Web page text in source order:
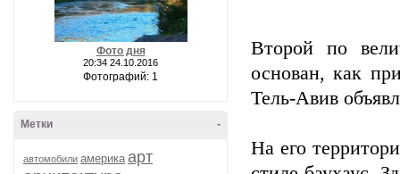
Фото дня
20:34 24.10.2016
Фотографий: 1
-
Метки
автомобили америка арт
Второй по
основан, как
Тель-Авив
На его